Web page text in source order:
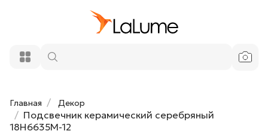
Главная Декор
Подсвечник керамический серебряный
18H6635M-12
18H6635M-12 от LaLume